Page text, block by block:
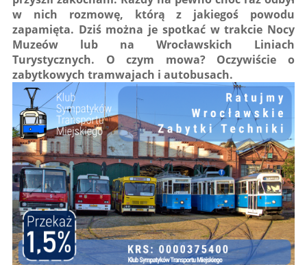
w nich rozmowę, którą z jakiegoś powodu
zapamięta. Dziś można je spotkać w trakcie Nocy
Muzeów lub na Wrocławskich Liniach
Turystycznych. O czym mowa? Oczywiście o
zabytkowych tramwajach i autobusach.